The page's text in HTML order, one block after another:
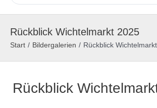
Rückblick Wichtelmarkt 2025
Start / Bildergalerien / Rückblick
Rückblick